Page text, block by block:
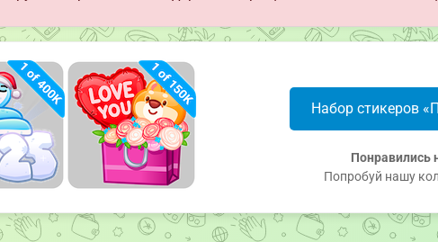
Набор стикеров
Понравились
Попробуй нашу